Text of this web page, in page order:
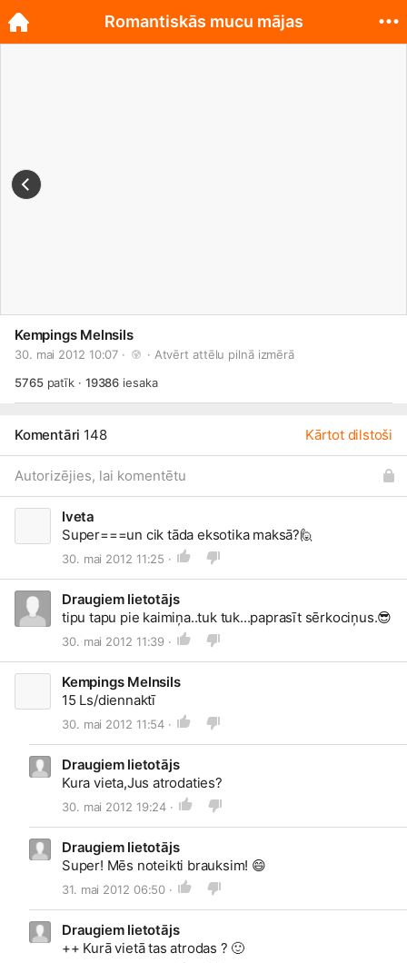
Kempings Melnsils
30. mai 2012 10:07 · · Atvērt attēlu pilnā izmērā
5765patīk · 19386 iesaka
Komentāri 148 Kārtot dilstoši
Autorizējies, lai komentētu
Iveta
Super===un cik tāda eksotika maksā?🙋
30. mai 2012 11:25 ·
Draugiem lietotājs
tipu tapu pie kaimiņa..tuk tuk...paprasīt sērkociņus.😎
30. mai 2012 11:39 ·
Kempings Melnsils
15 Ls/diennaktī
30. mai 2012 11:54 ·
Draugiem lietotājs
Kura vieta,Jus atrodaties?
30. mai 2012 19:24 ·
Draugiem lietotājs
Super! Mēs noteikti brauksim! 😄
31. mai 2012 06:50 ·
Draugiem lietotājs
++ Kurā vietā tas atrodas ? 🙂
Romantiskās mucu mājas